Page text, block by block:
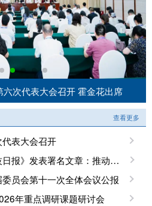
次代表大会召开 霍金花出席
查看更多
表大会召开
河南省委书记刘宁在《科技日报》发表署名文章：推动科技创新和产业创新深度融合 提升现代化产业体系对高质量发展的支撑能力
员会第十一次全体会议公报
年重点调研课题研讨会